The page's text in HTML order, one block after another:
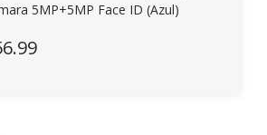
5MP+5MP Face ID (Azul)